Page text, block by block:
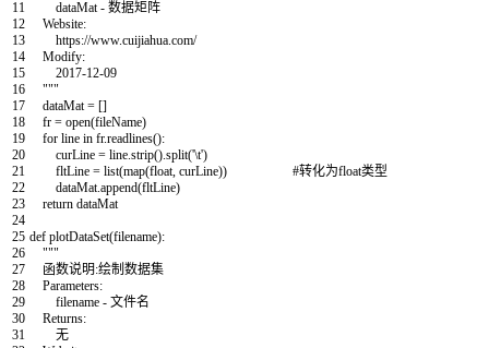
11
12
13
14
15
16
17
18
19
20
21
22
23
24
25
26
27
28
29
30
31
dataMat - 数据矩阵
Website:
https://www.cuijiahua.com/
Modify:
2017-12-09
"""
dataMat = []
fr = open(fileName)
for line in fr.readlines():
curLine = line.strip().split('\t')
fltLine = list(map(float, curLine))
#转化为float类型
dataMat.append(fltLine)
return dataMat
def plotDataSet(filename):
"""
函数说明:绘制数据集
Parameters:
filename - 文件名
Returns:
无